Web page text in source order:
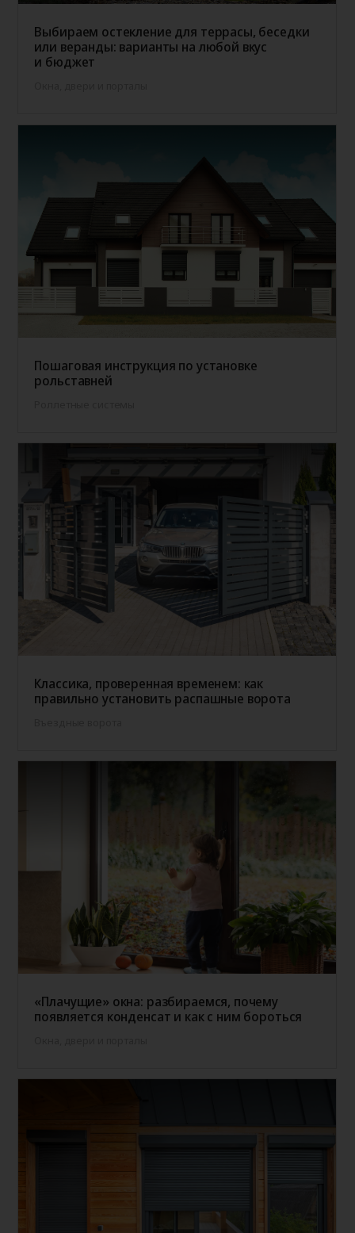
Выбираем остекление для террасы, беседки
или веранды: варианты на любой вкус
и бюджет
Пошаговая инструкция по установке
рольставней
Классика, проверенная временем: как
правильно установить распашные ворота
«Плачущие» окна: разбираемся, почему
появляется конденсат и как с ним бороться